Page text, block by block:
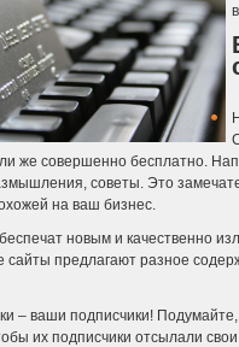
же совершенно бесплатно.
советы. Это
на ваш бизнес.
новым и качественно
предлагают разное
– ваши подписчики! Подумайте,
их подписчики отсылали